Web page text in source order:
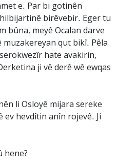
e. Par bi gotinên
birêvebir. Eger tu
bûna, meyê Ocalan darve
qut bikî. Pêla
hate avakirin,
ji vê derê wê ewqas
li Osloyê mijara sereke
ev hevdîtin anîn rojevê. Ji
hene?